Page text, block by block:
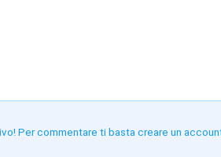
Per commentare ti basta creare un